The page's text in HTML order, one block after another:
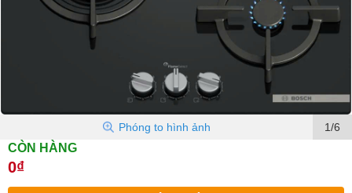
1/6
Phóng to hình ảnh
CÒN HÀNG
0₫